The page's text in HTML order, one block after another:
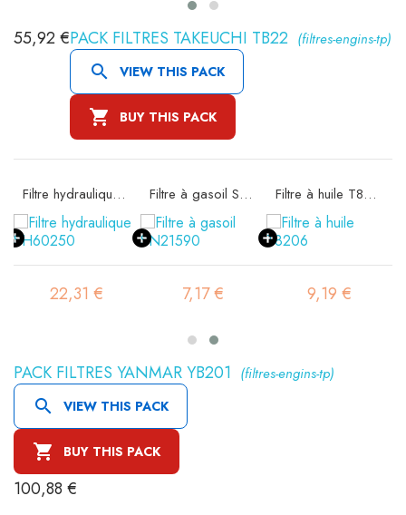
PACK FILTRES TAKEUCHI TB22 (filtres-engins-tp)
 VIEW THIS PACK
 BUY THIS PACK
55,92 €
Filtre hydraulique SH60250
22,31 €
Filtre à gasoil SN21590
7,17 €
Filtre à huile T8206
9,19 €
PACK FILTRES YANMAR YB201 (filtres-engins-tp)
 VIEW THIS PACK
 BUY THIS PACK
100,88 €